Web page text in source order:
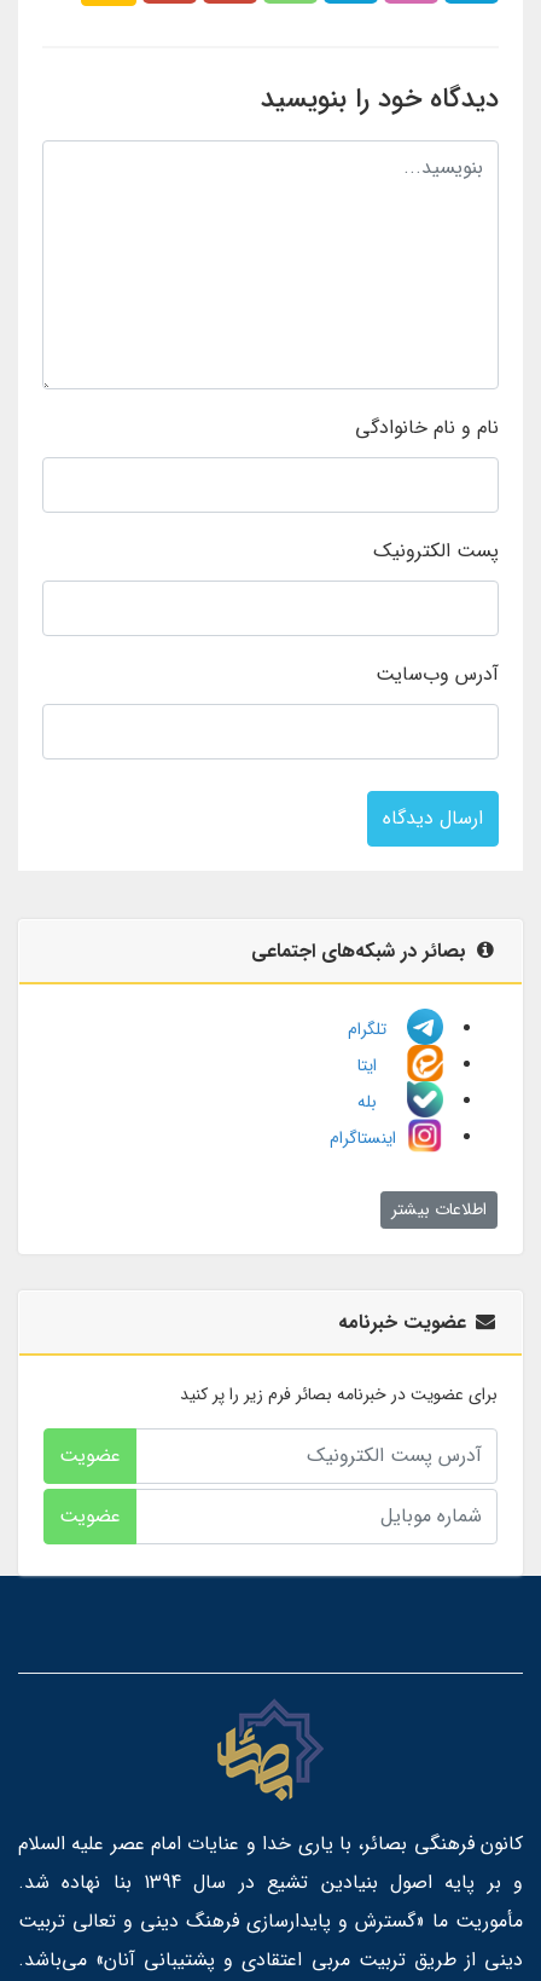
دیدگاه خود را بنویسید
نام و نام خانوادگی
پست الکترونیک
آدرس وب‌سایت
ارسال دیدگاه
بصائر در شبکه‌های اجتماعی
تلگرام
ایتا
بله
اینستاگرام
اطلاعات بیشتر
عضویت خبرنامه
برای عضویت در خبرنامه بصائر فرم زیر را پر کنید
عضویت
عضویت
کانون فرهنگی بصائر، با یاری خدا و عنایات امام عصر علیه السلام
و بر پایه اصول بنیادین تشیع در سال 1394 بنا نهاده شد.
مأموریت ما «گسترش و پایدارسازی فرهنگ دینی و تعالی تربیت
دینی از طریق تربیت مربی اعتقادی و پشتیبانی آنان» می‌باشد.